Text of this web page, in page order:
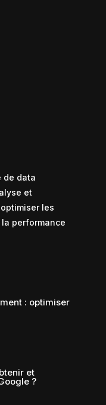
de data
et
les
performance
: optimiser
et
?